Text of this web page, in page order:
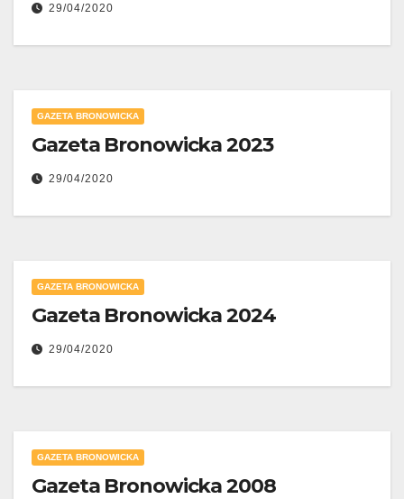
29/04/2020
GAZETA BRONOWICKA
Gazeta Bronowicka 2023
29/04/2020
GAZETA BRONOWICKA
Gazeta Bronowicka 2024
29/04/2020
GAZETA BRONOWICKA
Gazeta Bronowicka 2008